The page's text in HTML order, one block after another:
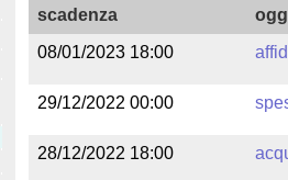
scadenza
08/01/2023 18:00
29/12/2022 00:00
28/12/2022 18:00